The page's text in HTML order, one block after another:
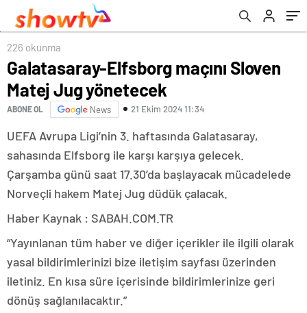
226 okunma
Galatasaray-Elfsborg maçını Sloven
Matej Jug yönetecek
ABONE OL News 21 Ekim 2024 11:34
UEFA Avrupa Ligi’nin 3. haftasında Galatasaray,
sahasında Elfsborg ile karşı karşıya gelecek.
Çarşamba günü saat 17.30’da başlayacak mücadelede
Norveçli hakem Matej Jug düdük çalacak.
Haber Kaynak : SABAH.COM.TR
“Yayınlanan tüm haber ve diğer içerikler ile ilgili olarak
yasal bildirimlerinizi bize iletişim sayfası üzerinden
iletiniz. En kısa süre içerisinde bildirimlerinize geri
dönüş sağlanılacaktır.”